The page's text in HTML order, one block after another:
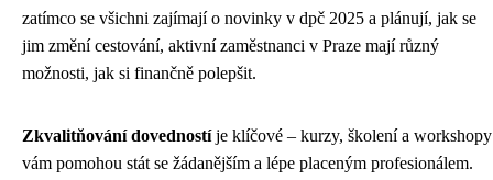
zatímco se všichni zajímají o novinky v dpč 2025 a plánují, jak se
jim změní cestování, aktivní zaměstnanci v Praze mají různý
možnosti, jak si finančně polepšit.
Zkvalitňování dovednostíje klíčové – kurzy, školení a workshopy
vám pomohou stát se žádanějším a lépe placeným profesionálem.